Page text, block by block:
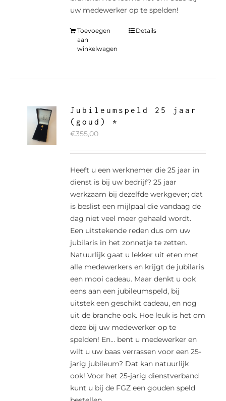
uw medewerker op te spelden!
Toevoegen
aan
winkelwagen
Details
Jubileumspeld 25 jaar
(goud) *
€355,00
Heeft u een werknemer die 25 jaar in
dienst is bij uw bedrijf? 25 jaar
werkzaam bij dezelfde werkgever; dat
is beslist een mijlpaal die vandaag de
dag niet veel meer gehaald wordt.
Een uitstekende reden dus om uw
jubilaris in het zonnetje te zetten.
Natuurlijk gaat u lekker uit eten met
alle medewerkers en krijgt de jubilaris
een mooi cadeau. Maar denkt u ook
eens aan een jubileumspeld, bij
uitstek een geschikt cadeau, en nog
uit de branche ook. Hoe leuk is het om
deze bij uw medewerker op te
spelden! En… bent u medewerker en
wilt u uw baas verrassen voor een 25-
jarig jubileum? Dat kan natuurlijk
ook! Voor het 25-jarig dienstverband
kunt u bij de FGZ een gouden speld